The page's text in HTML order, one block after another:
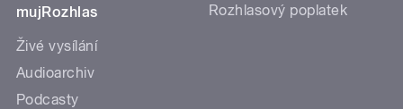
mujRozhlas
Živé vysílání
Audioarchiv
Podcasty
Rozhlasový poplatek